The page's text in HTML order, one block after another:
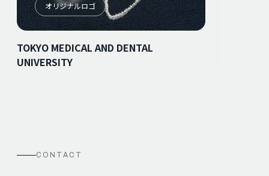
オリジナルロゴ
TOKYO MEDICAL AND DENTAL
UNIVERSITY
CONTACT